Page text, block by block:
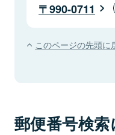
990-0711
このページの先頭に
郵便番号検